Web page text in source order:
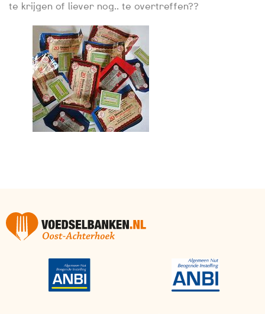
te krijgen of liever nog.. te overtreffen??